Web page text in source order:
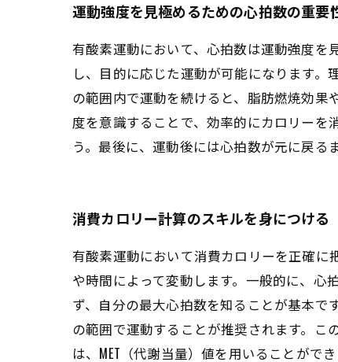
運動強度を見極めるための心拍数の重要
有酸素運動において、心拍数は運動強度を
し、目的に応じた運動が可能になります
の範囲内で運動を続けると、脂肪燃焼効果
度を意識することで、効率的にカロリーを
う。最後に、運動後には心拍数が元に戻る
消費カロリー計算のスキルを身につける
有酸素運動において消費カロリーを正確に
や時間によって変動します。一般的に、心
ず、自分の最大心拍数を知ることが基本で
の範囲で運動することが推奨されます。こ
は、MET（代謝当量）値を用いることがで